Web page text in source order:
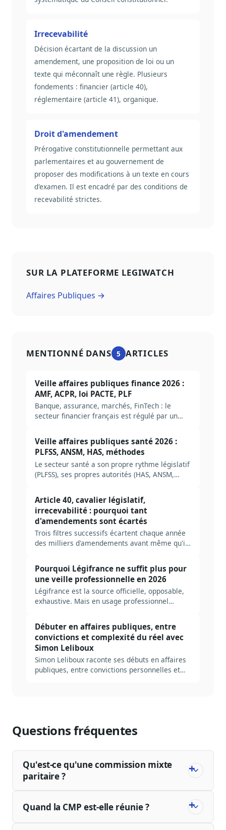
Irrecevabilité
Décision écartant de la discussion un
amendement, une proposition de loi ou un
texte qui méconnaît une règle. Plusieurs
fondements : financier (article 40),
réglementaire (article 41), organique.
Droit d'amendement
Prérogative constitutionnelle permettant aux
parlementaires et au gouvernement de
proposer des modifications à un texte en cours
d'examen. Il est encadré par des conditions de
recevabilité strictes.
SUR LA PLATEFORME LEGIWATCH
Affaires Publiques →
MENTIONNÉ DANS 5 ARTICLES
Veille affaires publiques finance 2026 :
AMF, ACPR, loi PACTE, PLF
Banque, assurance, marchés, FinTech : le
secteur financier français est régulé par un
ACPR, Banque de France). Méthode complète
pour construire une veille AP finance en 2026,
avec autorités, sources et arbitrages
structurants.
Veille affaires publiques santé 2026 :
PLFSS, ANSM, HAS, méthodes
Le secteur santé a son propre rythme législatif
(PLFSS), ses propres autorités (HAS, ANSM,
pour construire une veille AP santé efficace en
2026, avec les acteurs à suivre, les sources
prioritaires et les erreurs à éviter.
Article 40, cavalier législatif,
irrecevabilité : pourquoi tant
d'amendements sont écartés
Trois filtres successifs écartent chaque année
des milliers d'amendements avant même qu'ils
avec le texte, qualité légistique. Décodage des
règles, des seuils tolérés, et de ce que ça
change pour qui veut peser sur la loi.
Pourquoi Légifrance ne suffit plus pour
une veille professionnelle en 2026
Légifrance est la source officielle, opposable,
exhaustive. Mais en usage professionnel
construire une couche par-dessus. Tour
d'horizon honnête, sans le pitch.
Débuter en affaires publiques, entre
convictions et complexité du réel avec
Simon Leliboux
Simon Leliboux raconte ses débuts en affaires
publiques, entre convictions personnelles et
Questions fréquentes
Qu'est-ce qu'une commission mixte
paritaire ?
Quand la CMP est-elle réunie ?